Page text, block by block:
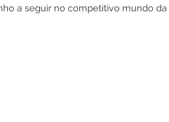
a seguir no competitivo mundo